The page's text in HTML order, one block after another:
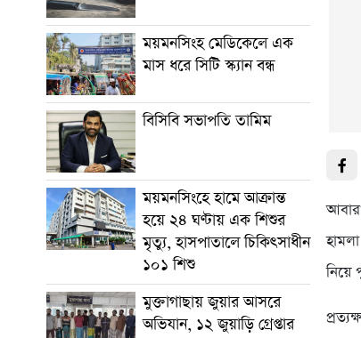
ময়মনসিংহ মেডিকেলে এক
মাস ধরে সিটি স্ক্যান বন্ধ
বিসিবি সভাপতি তামিম
ময়মনসিংহে হামে আক্রান্ত
হয়ে ২৪ ঘণ্টায় এক শিশুর
মৃত্যু, হাসপাতালে চিকিৎসাধীন
১০১ শিশু
মুক্তাগাছায় জুয়ার আসরে
অভিযান, ১২ জুয়াড়ি গ্রেপ্তার
নিয়ে